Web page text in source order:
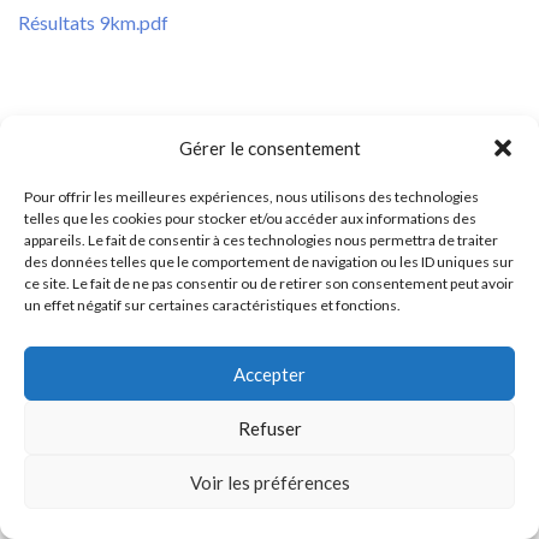
Gérer le consentement
Pour offrir les meilleures expériences, nous utilisons des technologies
telles que les cookies pour stocker et/ou accéder aux informations des
appareils. Le fait de consentir à ces technologies nous permettra de traiter
des données telles que le comportement de navigation ou les ID uniques sur
ce site. Le fait de ne pas consentir ou de retirer son consentement peut avoir
un effet négatif sur certaines caractéristiques et fonctions.
Accepter
Refuser
Voir les préférences
Résultats 9km.pdf
L’équipe
Contact
© 2026 Ain Bugey Chrono.
Construit avec
parThèmes Graphene.